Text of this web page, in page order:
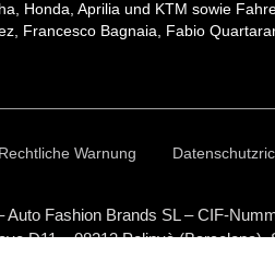
Honda, Aprilia und KTM sowie
Francesco Bagnaia, Fabio
Rechtliche Warnung
Auto Fashion Brands SL– CIF-
D11 – 08213 Polinyà (Barcelona),